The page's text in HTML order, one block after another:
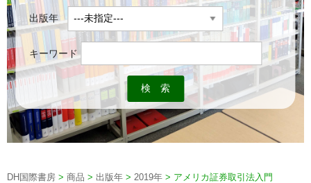
出版年
キーワード
DH国際書房 > 商品 > 出版年 > 2019年 > アメリカ証券取引法入門